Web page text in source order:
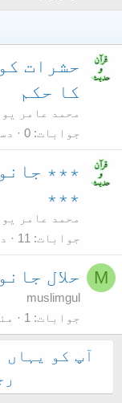
حشرات
کا حکم
محمد عامر
جوابات 0
٭٭٭
٭٭٭
محمد عامر
جوابات
11
M حلال
muslimgul
جوابات
1 مئی
آپ کو یہاں